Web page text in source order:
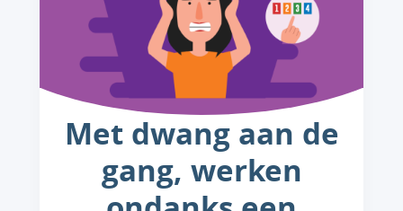
Met dwang aan de
gang, werken